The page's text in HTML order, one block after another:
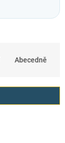
Abecedně